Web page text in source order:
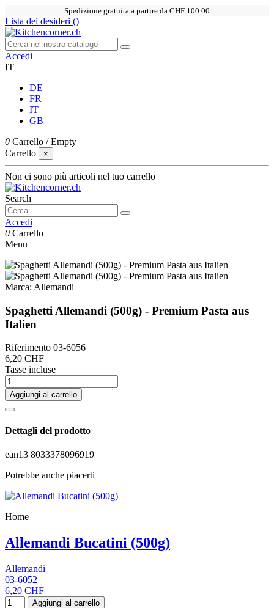
Spedizione gratuita a partire da CHF 100.00
Lista dei desideri ()
Accedi
IT
DE
FR
IT
GB
0 Carrello /Empty
Carrello
×
Non ci sono più articoli nel tuo carrello
Search
Accedi
0 Carrello
Menu
Marca: Allemandi
Spaghetti Allemandi (500g) - Premium Pasta aus
Italien
Riferimento 03-6056
6,20 CHF
Tasse incluse
Aggiungi al carrello
Dettagli del prodotto
ean13 8033378096919
Potrebbe anche piacerti
Home
Allemandi Bucatini (500g)
Allemandi
03-6052
6,20 CHF
Aggiungi al carrello